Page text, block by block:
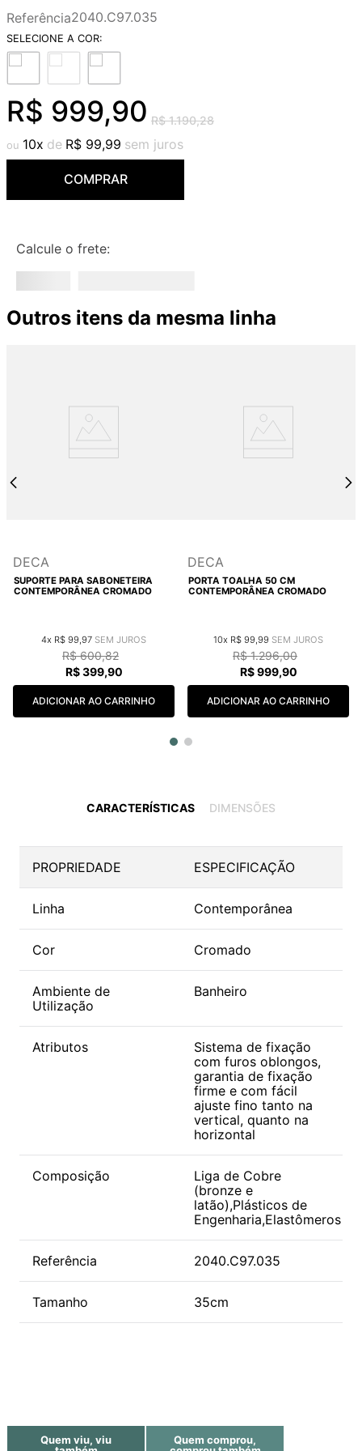
Referência2040.C97.035
R$ 999,90 R$ 1.190,28
10 R$ 99,99
COMPRAR
Calcule o frete:
Outros itens da mesma linha
DECA
SUPORTE PARA SABONETEIRA
CONTEMPORÂNEA CROMADO
4 R$ 99 97
R$ 600,82
R$ 399,90
ADICIONAR AO CARRINHO
DECA
PORTA TOALHA 50 CM
CONTEMPORÂNEA CROMADO
10 R$ 99 99
R$ 1.296,00
R$ 999,90
ADICIONAR AO CARRINHO
CARACTERÍSTICAS DIMENSÕES
PROPRIEDADE ESPECIFICAÇÃO
Linha Contemporânea
Cor Cromado
Ambiente de
Utilização
Banheiro
Atributos
Sistema de fixação
com furos oblongos,
garantia de fixação
firme e com fácil
ajuste fino tanto na
vertical, quanto na
horizontal
Composição
Liga de Cobre
(bronze e
latão),Plásticos de
Engenharia,Elastômeros
Referência 2040.C97.035
Tamanho 35cm
Quem viu, viu
Quem comprou,
9º
cobre escovado
10º grafite escovado